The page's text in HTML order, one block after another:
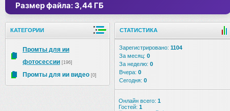
Размер файла: 3,44 ГБ
КАТЕГОРИИ
Промты для ии
фотосессии [196]
Промты для ии видео [0]
СТАТИСТИКА
Зарегистрировано: 1104
За месяц: 0
За неделю: 0
Вчера: 0
Сегодня: 0
Онлайн всего: 1
Гостей: 1